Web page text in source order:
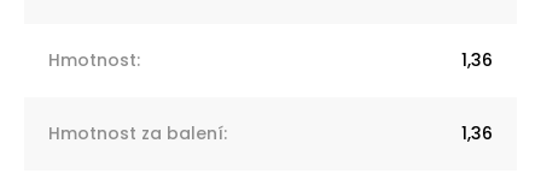
Hmotnost: 1,36
Hmotnost za balení: 1,36